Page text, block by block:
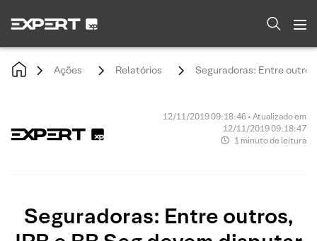
Ações Relatórios Seguradoras: Entre
12/11/2019 09:18:46 • Atualizado em
12/11/2019 09:18:47
1 minuto de leitura
Seguradoras: Entre outros,